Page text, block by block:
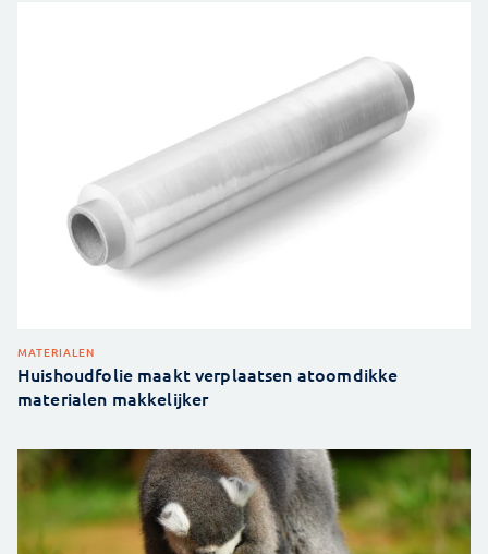
MATERIALEN
Huishoudfolie maakt verplaatsen atoomdikke
materialen makkelijker